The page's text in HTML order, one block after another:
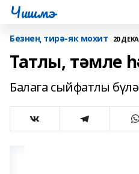
Чишмэ
Безнең тирә-як мохит 20
Татлы, тәмле
Балага сыйфатлы